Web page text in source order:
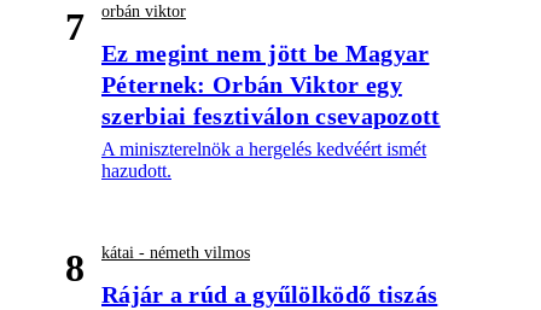
7 orbán viktor
Ez megint nem jött be Magyar
Péternek: Orbán Viktor egy
szerbiai fesztiválon csevapozott
A miniszterelnök a hergelés kedvéért ismét
hazudott.
8 kátai - németh vilmos
Rájár a rúd a gyűlölködő tiszás